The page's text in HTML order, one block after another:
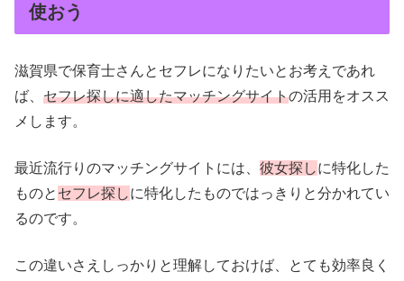
使おう
滋賀県で保育士さんとセフレになりたいとお考えであれ
ば、 セフレ探しに適したマッチングサイトの活用をオスス
メします。
最近流行りのマッチングサイトには、 彼女探しに特化した
ものと セフレ探しに特化したものではっきりと分かれてい
るのです。
この違いさえしっかりと理解しておけば、とても効率良く